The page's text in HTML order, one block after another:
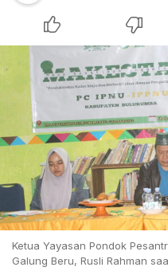
Ketua Yayasan Pondok
Galung Beru, Rusli Rahman